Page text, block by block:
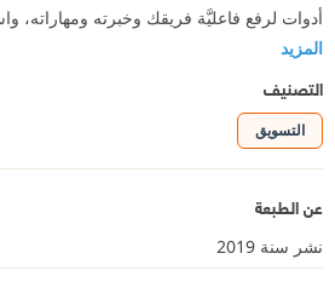
أدوات لرفع فاعليَّة فريقك وخبرته ومهاراته،
المزيد
التصنيف
التسويق
عن الطبعة
نشر سنة 2019